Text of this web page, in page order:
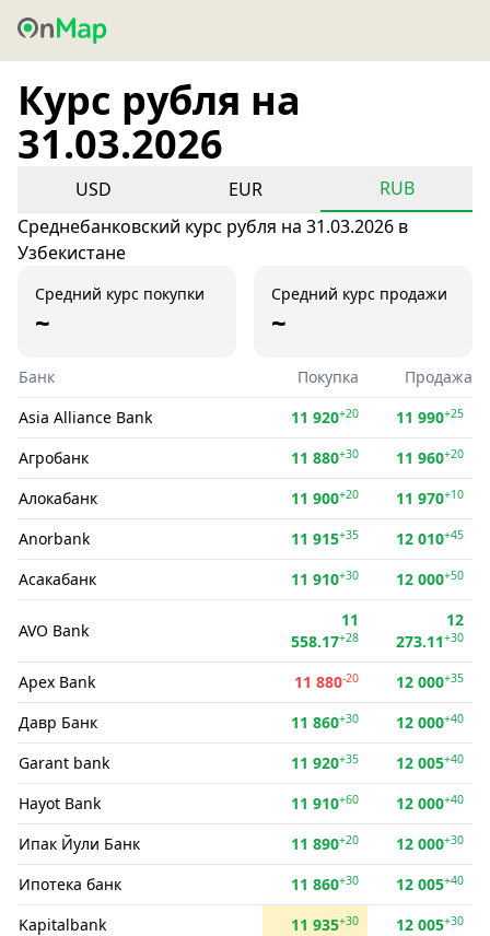
Курс рубля на
31.03.2026
USD EUR
RUB
Среднебанковский курс рубля на 31.03.2026 в
Узбекистане
Средний курс покупки
~
Средний курс продажи
~
Банк Покупка
Продажа
Asia Alliance Bank
11 920+20 11 990+25
Агробанк 11 880+30 11 960+20
Алокабанк 11 900+20 11 970+10
Anorbank 11 915+35 12 010+45
Асакабанк 11 910+30 12 000+50
AVO Bank
11
558.17+28
12
273.11+30
Apex Bank 11 880-20 12 000+35
Давр Банк 11 860+30 12 000+40
Garant bank 11 920+35 12 005+40
Hayot Bank 11 910+60 12 000+40
Ипак Йули Банк 11 890+20 12 000+30
Ипотека банк 11 860+30 12 005+40
Kapitalbank 11 935+30 12 005+30